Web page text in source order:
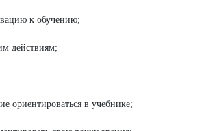
к обучению;
действиям;
ориентироваться в учебнике;